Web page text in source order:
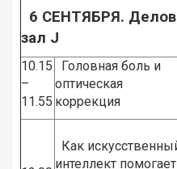
6 СЕНТЯБРЯ.
зал J
10.15
–
11.55
Головная боль и
оптическая
коррекция
Как
интеллект помогает